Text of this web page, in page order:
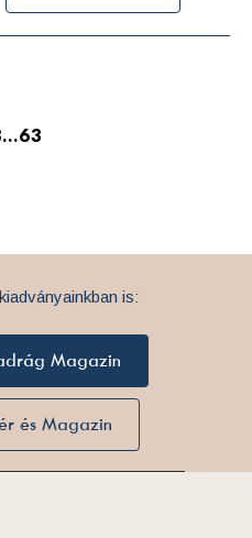
…63
is:
Magazin
és Magazin